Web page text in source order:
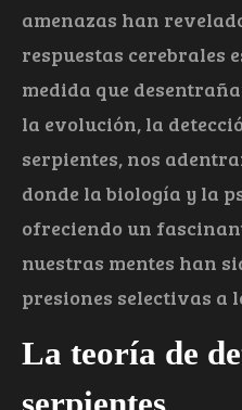
amenazas han
respuestas cerebrales
medida que
la evolución, la
serpientes, nos
donde la biología y la
ofreciendo un
nuestras mentes han
presiones selectivas a
La teoría de